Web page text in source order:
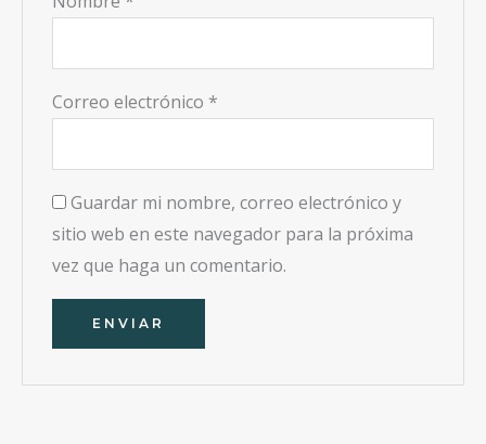
Correo electrónico *
Guardar mi nombre, correo electrónico y
sitio web en este navegador para la próxima
vez que haga un comentario.